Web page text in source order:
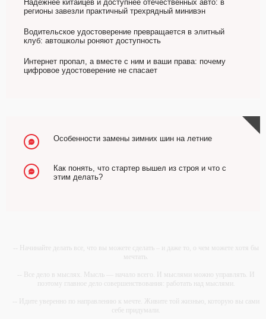
Надежнее китайцев и доступнее отечественных авто: в
регионы завезли практичный трехрядный минивэн
Водительское удостоверение превращается в элитный
клуб: автошколы роняют доступность
Интернет пропал, а вместе с ним и ваши права: почему
цифровое удостоверение не спасает
Особенности замены зимних шин на летние
Как понять, что стартер вышел из строя и что с
этим делать?
-- Начинайте делать все, что вы можете сделать – и даже то, о чем можете хотя бы
мечтать.
-- Все дело в мыслях. Мысль — начало всего. И мыслями можно управлять. И
поэтому главное дело совершенствования: работать над мыслями.
-- Идите уверенно по направлению к мечте. Живите той жизнью, которую вы сами
себе придумали.